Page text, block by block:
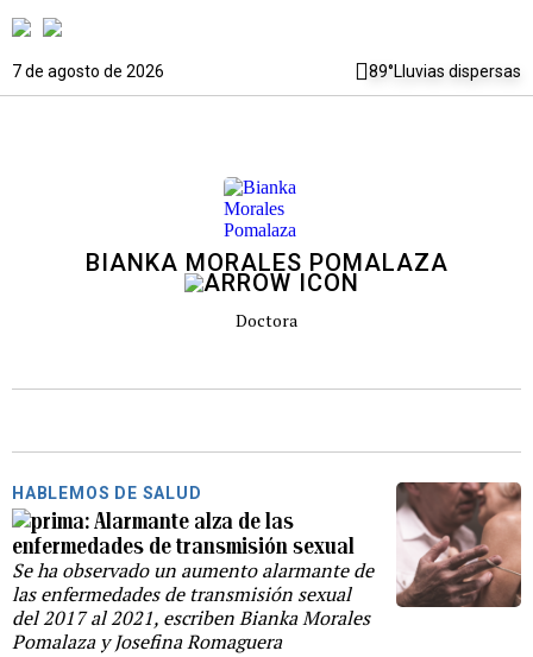
7 de agosto de 2026 89°Lluvias dispersas
BIANKA MORALES POMALAZA
Doctora
HABLEMOS DE SALUD
Alarmante alza de las
enfermedades de transmisión sexual
Se ha observado un aumento alarmante de
las enfermedades de transmisión sexual
del 2017 al 2021, escriben Bianka Morales
Pomalaza y Josefina Romaguera